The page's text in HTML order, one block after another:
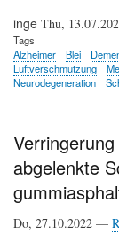
inge Thu,
Tags
Alzheimer
Blei
Luftverschmutzung
Neurodegeneration
abgelenkte
Do, 27.10.2022 —